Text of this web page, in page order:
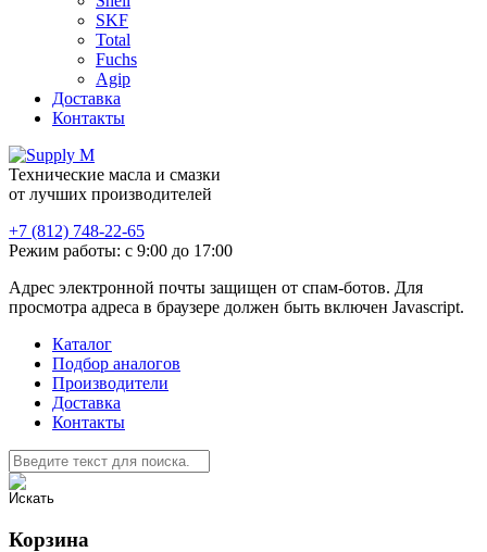
SKF
Total
Fuchs
Agip
Доставка
Контакты
Технические масла и смазки
от лучших производителей
+7 (812) 748-22-65
Режим работы: с 9:00 до 17:00
Адрес электронной почты защищен от спам-ботов. Для
просмотра адреса в браузере должен быть включен Javascript.
Каталог
Подбор аналогов
Производители
Доставка
Контакты
Корзина